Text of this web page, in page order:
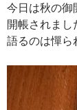
今日は秋の御
開帳されまし
語るのは憚ら